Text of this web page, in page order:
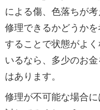
による傷、色落ちが
修理できるかどうか
することで状態がよ
いるなら、多少のお
はあります。
修理が不可能な場合